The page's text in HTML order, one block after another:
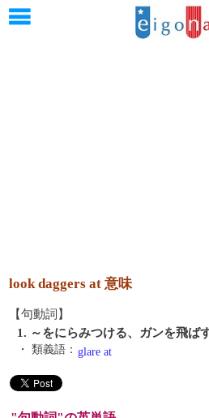
look daggers at 意味
【句動詞】
1. ～をにらみつける、ガンを飛ば
・ 類義語： glare at